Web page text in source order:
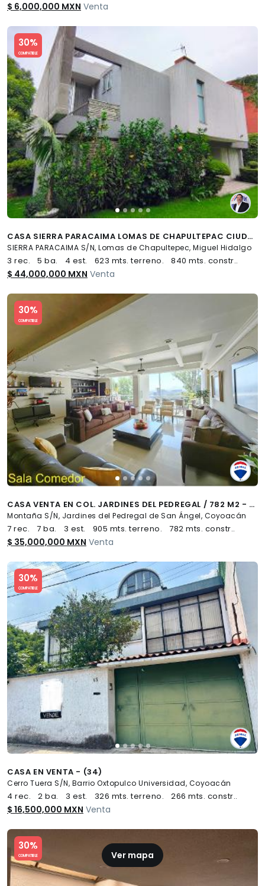
$ 6,000,000 MXN Venta
30%
COMPATIBLE
Slide 1 of 5
CASA SIERRA PARACAIMA LOMAS DE CHAPULTEPAC CIUDAD DE MÉXICO - (34)
SIERRA PARACAIMA S/N, Lomas de Chapultepec, Miguel Hidalgo
3 rec. 5 ba. 4 est. 623 mts. terreno. 840 mts. constr..
$ 44,000,000 MXN Venta
30%
COMPATIBLE
Slide 1 of 5
CASA VENTA EN COL. JARDINES DEL PEDREGAL / 782 M2 - (34)
Montaña S/N, Jardines del Pedregal de San Ángel, Coyoacán
7 rec. 7 ba. 3 est. 905 mts. terreno. 782 mts. constr..
$ 35,000,000 MXN Venta
30%
COMPATIBLE
Slide 1 of 5
CASA EN VENTA - (34)
Cerro Tuera S/N, Barrio Oxtopulco Universidad, Coyoacán
4 rec. 2 ba. 3 est. 326 mts. terreno. 266 mts. constr..
$ 16,500,000 MXN Venta
30%
COMPATIBLE
Slide 1 of 5
Ver mapa